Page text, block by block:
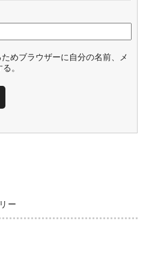
めブラウザーに自分の名前、メ
。
ー